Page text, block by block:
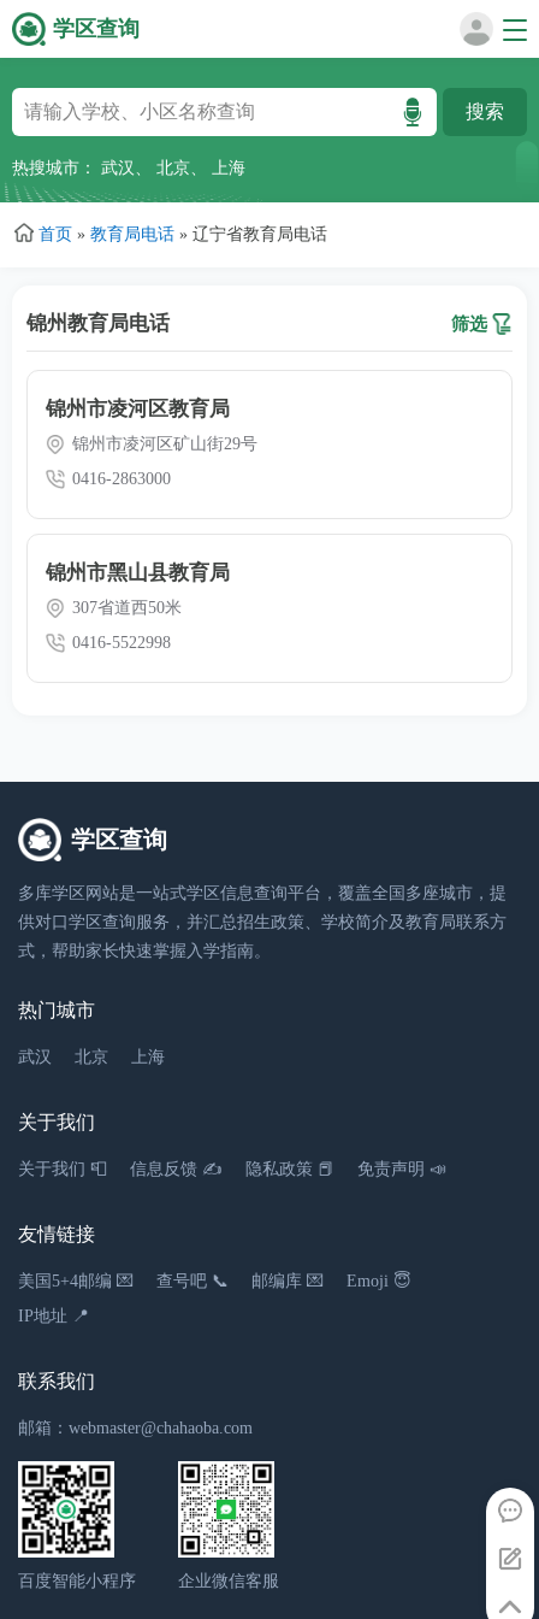
到
主
要
容
学区查询
热搜城市： 武汉 、 北京、 上海
首页 » 教育局电话 » 辽宁省教育局电话
锦州教育局电话 筛选
锦州市凌河区教育局
锦州市凌河区矿山街29号
0416-2863000
锦州市黑山县教育局
307省道西50米
0416-5522998
学区查询
多库学区网站是一站式学区信息查询平台，覆盖全国多座城市，提
供对口学区查询服务，并汇总招生政策、学校简介及教育局联系方
式，帮助家长快速掌握入学指南。
热门城市
武汉 北京 上海
关于我们
关于我们 📮 信息反馈 ✍ 隐私政策 📕 免责声明 📣
友情链接
美国5+4邮编 💌 查号吧 📞 邮编库 💌
Emoji 😇
IP地址 📍
联系我们
邮箱：webmaster@chahaoba.com
百度智能小程序 企业微信客服